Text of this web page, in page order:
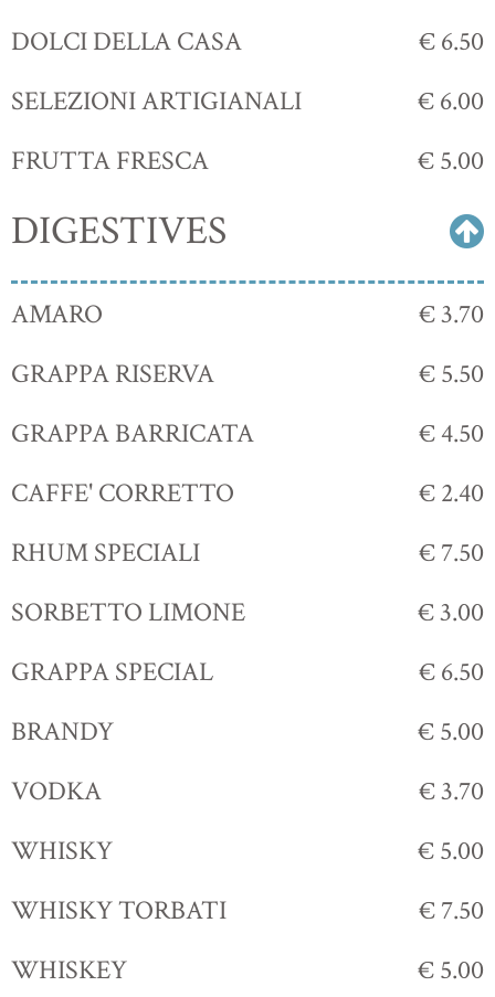
DOLCI DELLA CASA
€ 6.50
SELEZIONI ARTIGIANALI
€ 6.00
FRUTTA FRESCA
€ 5.00
DIGESTIVES
AMARO
€ 3.70
GRAPPA RISERVA
€ 5.50
GRAPPA BARRICATA
€ 4.50
CAFFE' CORRETTO
€ 2.40
RHUM SPECIALI
€ 7.50
SORBETTO LIMONE
€ 3.00
GRAPPA SPECIAL
€ 6.50
BRANDY
€ 5.00
VODKA
€ 3.70
WHISKY
€ 5.00
WHISKY TORBATI
€ 7.50
WHISKEY
€ 5.00